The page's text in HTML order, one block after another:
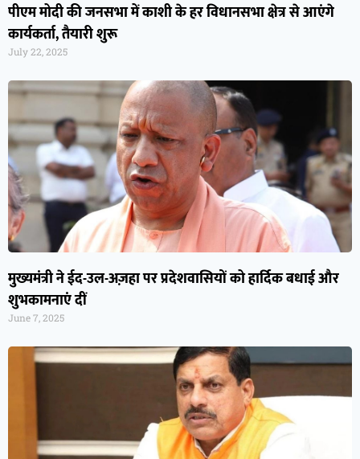
पीएम मोदी की जनसभा में काशी के हर विधानसभा क्षेत्र से आएंगे
कार्यकर्ता, तैयारी शुरू
July 22, 2025
मुख्यमंत्री ने ईद-उल-अज़हा पर प्रदेशवासियों को हार्दिक बधाई और
शुभकामनाएं दीं
June 7, 2025